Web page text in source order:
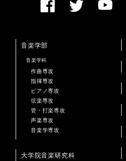
音楽学部
音楽学科
作曲専攻
指揮専攻
ピアノ専攻
弦楽専攻
管・打楽専攻
声楽専攻
音楽学専攻
大学院音楽研究科